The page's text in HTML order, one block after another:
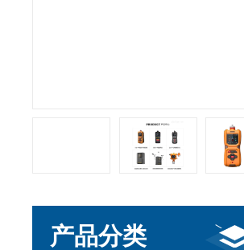
产品分类